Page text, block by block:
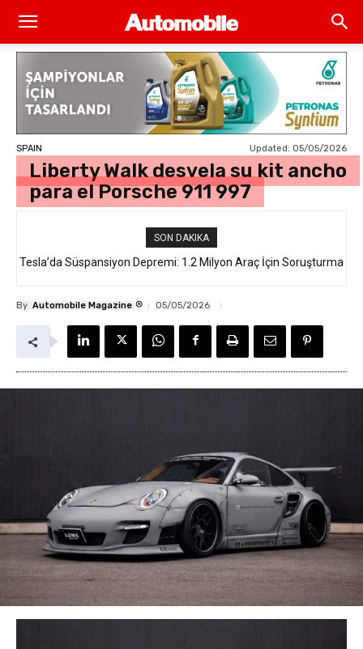
SPAIN Updated: 05/05/2026
Liberty Walk desvela su kit ancho
para el Porsche 911 997
SON DAKIKA
Tesla’da Süspansiyon Depremi: 1.2 Milyon Araç İçin Soruşturma
By Automobile Magazine ® 05/05/2026